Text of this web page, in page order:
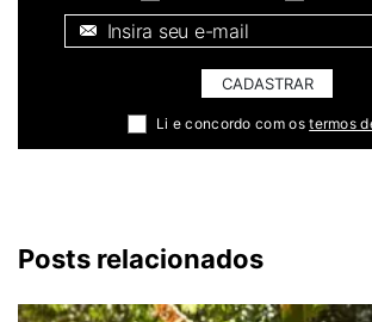
CADASTRAR
Li e concordo com ostermos
Posts relacionados